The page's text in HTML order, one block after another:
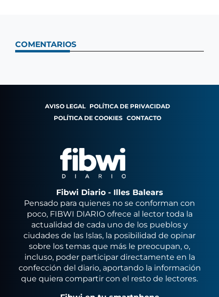
COMENTARIOS
AVISO LEGAL POLÍTICA DE PRIVACIDAD
POLÍTICA DE COOKIES CONTACTO
Fibwi Diario - Illes Balears
Pensado para quienes no se conforman con
poco, FIBWI DIARIO ofrece al lector toda la
actualidad de cada uno de los pueblos y
ciudades de las Islas, la posibilidad de opinar
sobre los temas que más le preocupan, o,
incluso, poder participar directamente en la
confección del diario, aportando la información
que quiera compartir con el resto de lectores.